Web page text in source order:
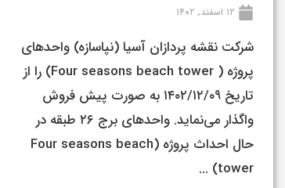
شرکت نقشه پردازان آسیا (نپاسازه) واحدهای
پروژه ( Four seasons beach tower) را از
تاریخ ۱۴۰۲/۱۲/۰۹ به صورت پیش فروش
واگذار می‌نماید. واحدهای برج ۲۶ طبقه در
حال احداث پروژه (Four seasons beach
tower) ...